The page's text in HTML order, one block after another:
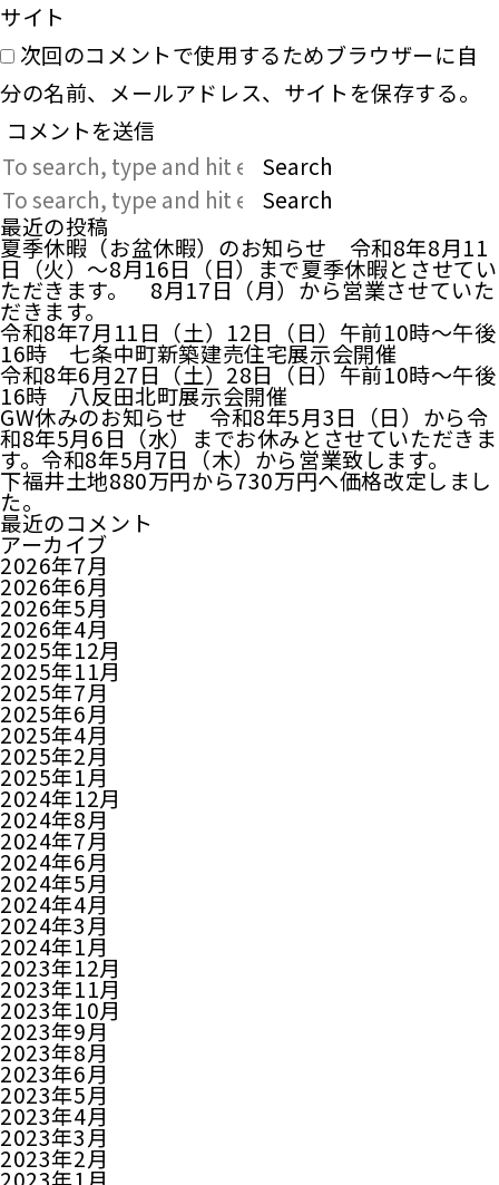
サイト
次回のコメントで使用するためブラウザーに自
分の名前、メールアドレス、サイトを保存する。
Search
Search
最近の投稿
夏季休暇（お盆休暇）のお知らせ 令和8年8月11
日（火）～8月16日（日）まで夏季休暇とさせてい
ただきます。 8月17日（月）から営業させていた
だきます。
令和8年7月11日（土）12日（日）午前10時～午後
16時 七条中町新築建売住宅展示会開催
令和8年6月27日（土）28日（日）午前10時～午後
16時 八反田北町展示会開催
GW休みのお知らせ 令和8年5月3日（日）から令
和8年5月6日（水）までお休みとさせていただきま
す。令和8年5月7日（木）から営業致します。
下福井土地880万円から730万円へ価格改定しまし
た。
最近のコメント
アーカイブ
2026年7月
2026年6月
2026年5月
2026年4月
2025年12月
2025年11月
2025年7月
2025年6月
2025年4月
2025年2月
2025年1月
2024年12月
2024年8月
2024年7月
2024年6月
2024年5月
2024年4月
2024年3月
2024年1月
2023年12月
2023年11月
2023年10月
2023年9月
2023年8月
2023年6月
2023年5月
2023年4月
2023年3月
2023年2月